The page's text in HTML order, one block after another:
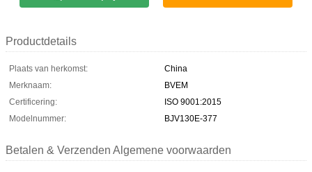
Productdetails
Plaats van herkomst:
China
Merknaam:
BVEM
Certificering:
ISO 9001:2015
Modelnummer:
BJV130E-377
Betalen & Verzenden Algemene voorwaarden